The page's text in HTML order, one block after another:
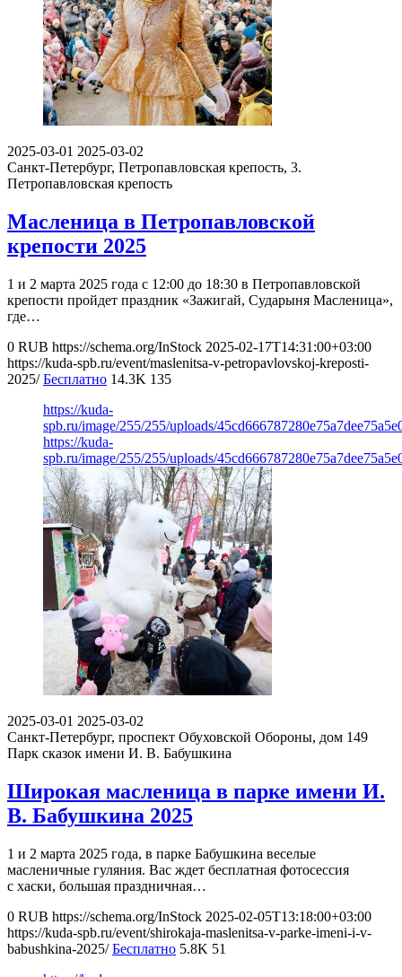
2025-03-01 2025-03-02
Санкт-Петербург, Петропавловская крепость, 3.
Петропавловская крепость
Масленица в Петропавловской
крепости 2025
1 и 2 марта 2025 года с 12:00 до 18:30 в Петропавловской
крепости пройдет праздник «Зажигай, Сударыня Масленица»,
где…
0 RUB https://schema.org/InStock 2025-02-17T14:31:00+03:00
https://kuda-spb.ru/event/maslenitsa-v-petropavlovskoj-kreposti-
2025/ Бесплатно 14.3K 135
https://kuda-
spb.ru/image/255/255/uploads/
https://kuda-
spb.ru/image/255/255/uploads/
2025-03-01 2025-03-02
Санкт-Петербург, проспект Обуховской Обороны, дом 149
Парк сказок имени И. В. Бабушкина
Широкая масленица в парке имени И.
В. Бабушкина 2025
1 и 2 марта 2025 года, в парке Бабушкина веселые
масленичные гуляния. Вас ждет бесплатная фотосессия
с хаски, большая праздничная…
0 RUB https://schema.org/InStock 2025-02-05T13:18:00+03:00
https://kuda-spb.ru/event/shirokaja-maslenitsa-v-parke-imeni-i-v-
babushkina-2025/ Бесплатно 5.8K 51